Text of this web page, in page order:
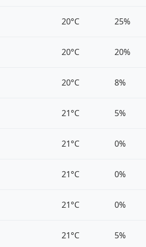
20°C 25%
20°C 20%
20°C 8%
21°C 5%
21°C 0%
21°C 0%
21°C 0%
21°C 5%